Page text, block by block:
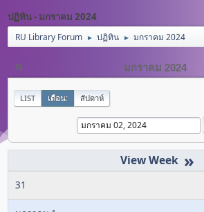
ปฏิทิน - มกราคม 2024
RU Library Forum ► ปฏิทิน ► มกราคม 2024
« มกราคม 2024
LIST เดือน: สัปดาห์
»
31